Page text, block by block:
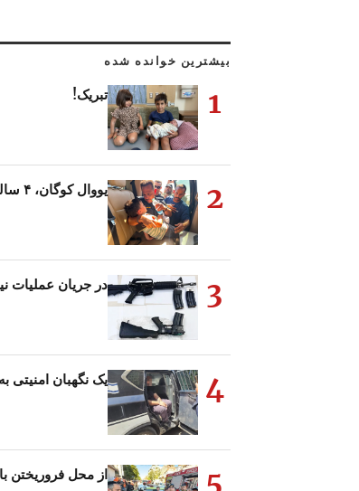
بیشترین خوانده شده
1 تبریک!
2 یووال کوگان، ۴ ساله، سالم پیدا شد. کمیسر اخیراً تأیید کرد که فرد مفقود…
3 در جریان عملیات
4 یک نگهبان
5 از محل فروریختن